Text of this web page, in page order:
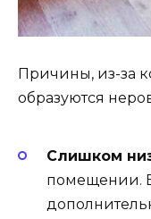
Причины, из-за
образуются
Слишком
помещении.